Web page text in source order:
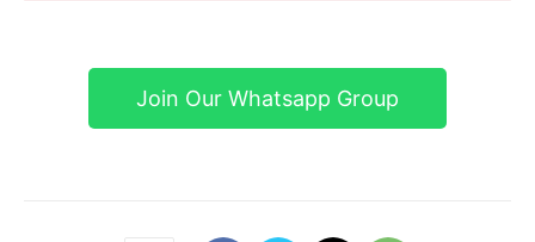
Join Our Whatsapp Group